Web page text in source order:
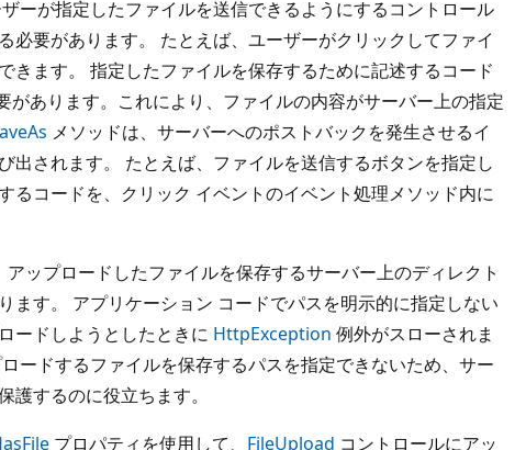
ーが指定したファイルを送信できるようにするコントロール
必要があります。 たとえば、ユーザーがクリックしてファイ
きます。 指定したファイルを保存するために記述するコード
があります。これにより、ファイルの内容がサーバー上の指定
メソッドは、サーバーへのポストバックを発生させるイ
出されます。 たとえば、ファイルを送信するボタンを指定し
るコードを、クリック イベントのイベント処理メソッド内に
ップロードしたファイルを保存するサーバー上のディレクト
ます。 アプリケーション コードでパスを明示的に指定しない
ードしようとしたときに HttpException 例外がスローされま
ードするファイルを保存するパスを指定できないため、サー
するのに役立ちます。
プロパティを使用して、 FileUpload コントロールにアッ